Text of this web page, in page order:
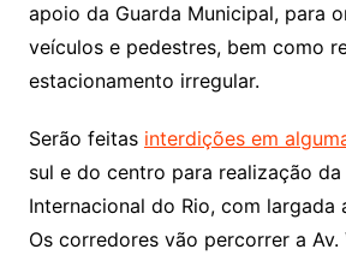
apoio da Guarda Municipal, para
veículos e pedestres, bem como
estacionamento irregular.
Serão feitas interdições em
sul e do centro para realização
Internacional do Rio, com largada
Os corredores vão percorrer a Av.